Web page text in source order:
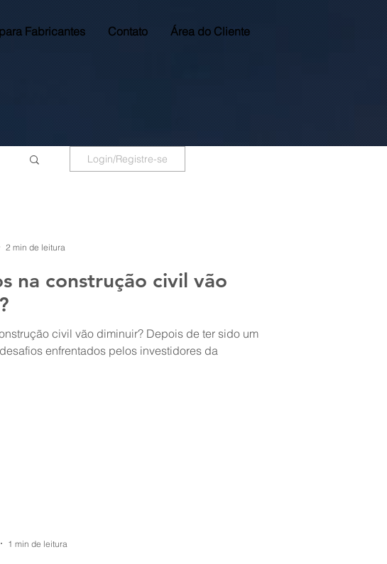
Fabricantes Contato Área do Cliente
Login/Registre-se
na construção civil vão
civil vão diminuir? Depois de ter sido um
enfrentados pelos investidores da
2 min de leitura
1 min de leitura